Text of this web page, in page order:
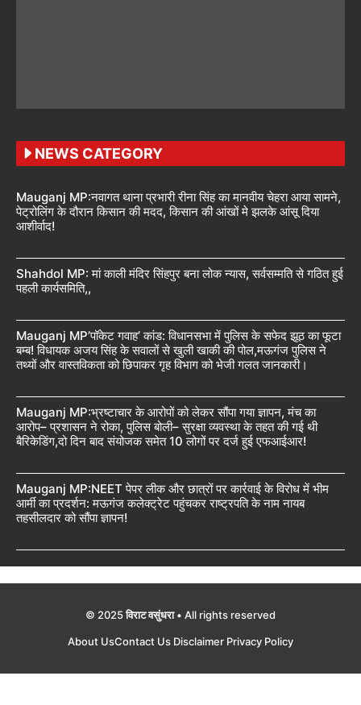
NEWS CATEGORY
Mauganj MP:नवागत थाना प्रभारी रीना सिंह का मानवीय चेहरा आया सामने,
पेट्रोलिंग के दौरान किसान की मदद, किसान की आंखों मे झलके आंसू दिया
आशीर्वाद!
Shahdol MP: मां काली मंदिर सिंहपुर बना लोक न्यास, सर्वसम्मति से गठित हुई
पहली कार्यसमिति,,
Mauganj MP’पॉकेट गवाह’ कांड: विधानसभा में पुलिस के सफेद झूठ का फूटा
बम्ब! विधायक अजय सिंह के सवालों से खुली खाकी की पोल,मऊगंज पुलिस ने
तथ्यों और वास्तविकता को छिपाकर गृह विभाग को भेजी गलत जानकारी।
Mauganj MP:भ्रष्टाचार के आरोपों को लेकर सौंपा गया ज्ञापन, मंच का
आरोप– प्रशासन ने रोका, पुलिस बोली– सुरक्षा व्यवस्था के तहत की गई थी
बैरिकेडिंग,दो दिन बाद संयोजक समेत 10 लोगों पर दर्ज हुई एफआईआर!
Mauganj MP:NEET पेपर लीक और छात्रों पर कार्रवाई के विरोध में भीम
आर्मी का प्रदर्शन: मऊगंज कलेक्ट्रेट पहुंचकर राष्ट्रपति के नाम नायब
तहसीलदार को सौंपा ज्ञापन!
© 2025विराट वसुंधरा• All rights reserved
About UsContact Us Disclaimer Privacy Policy